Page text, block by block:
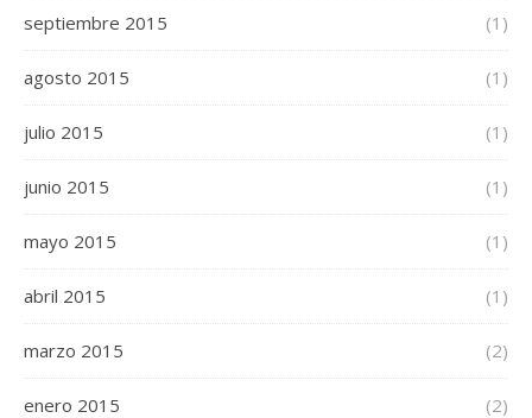
septiembre 2015 (1)
agosto 2015 (1)
julio 2015 (1)
junio 2015 (1)
mayo 2015 (1)
abril 2015 (1)
marzo 2015 (2)
enero 2015 (2)